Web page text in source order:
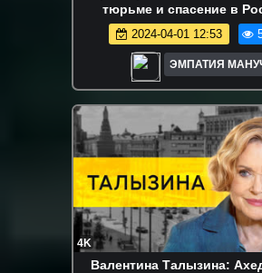
тюрьме и спасение в
ЭМПАТИЯ
2024-04-01 12:53
ЭМПАТИЯ
4K
Валентина Талызина: